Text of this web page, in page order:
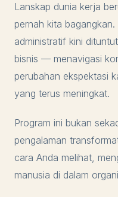
Lanskap dunia kerja
pernah kita
administratif kini
bisnis — menavigasi
perubahan ekspektasi
yang terus meningkat.
Program ini bukan
pengalaman
cara Anda melihat,
manusia di dalam